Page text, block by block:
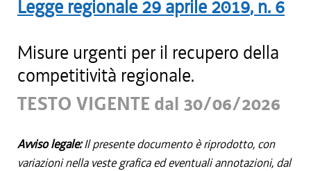
Legge regionale 29 aprile 2019, n. 6
Misure urgenti per il recupero della
competitività regionale.
TESTO VIGENTE dal 30/06/2026
Avviso legale:Il presente documento è riprodotto, con
variazioni nella veste grafica ed eventuali annotazioni, dal